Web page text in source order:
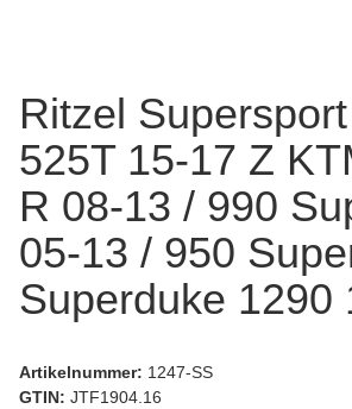
Ritzel
525T 15-17 Z
R 08-13 / 990
05-13 / 950
Superduke 1290
Artikelnummer: 1247-SS
GTIN: JTF1904.16